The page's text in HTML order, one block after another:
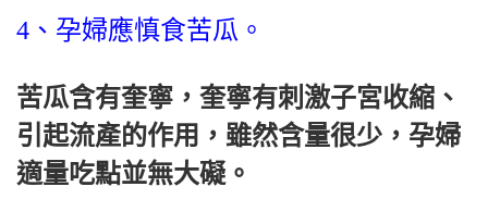
4、孕婦應慎食苦瓜。
苦瓜含有奎寧，奎寧有刺激子宮收縮、
引起流產的作用，雖然含量很少，孕婦
適量吃點並無大礙。